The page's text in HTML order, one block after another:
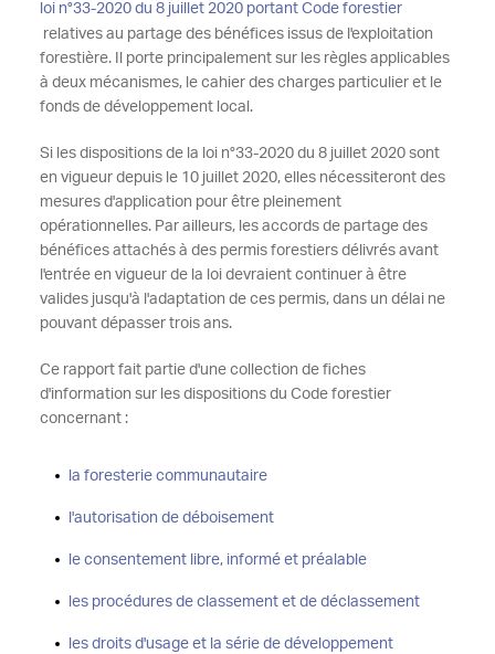
loi n°33-2020 du 8 juillet 2020 portant Code forestier
relatives au partage des bénéfices issus de l'exploitation
forestière. Il porte principalement sur les règles applicables
à deux mécanismes, le cahier des charges particulier et le
fonds de développement local.
Si les dispositions de la loi n°33-2020 du 8 juillet 2020 sont
en vigueur depuis le 10 juillet 2020, elles nécessiteront des
mesures d'application pour être pleinement
opérationnelles. Par ailleurs, les accords de partage des
bénéfices attachés à des permis forestiers délivrés avant
l'entrée en vigueur de la loi devraient continuer à être
valides jusqu'à l'adaptation de ces permis, dans un délai ne
pouvant dépasser trois ans.
Ce rapport fait partie d'une collection de fiches
d'information sur les dispositions du Code forestier
concernant :
la foresterie communautaire
l'autorisation de déboisement
le consentement libre, informé et préalable
les procédures de classement et de déclassement
les droits d'usage et la série de développement